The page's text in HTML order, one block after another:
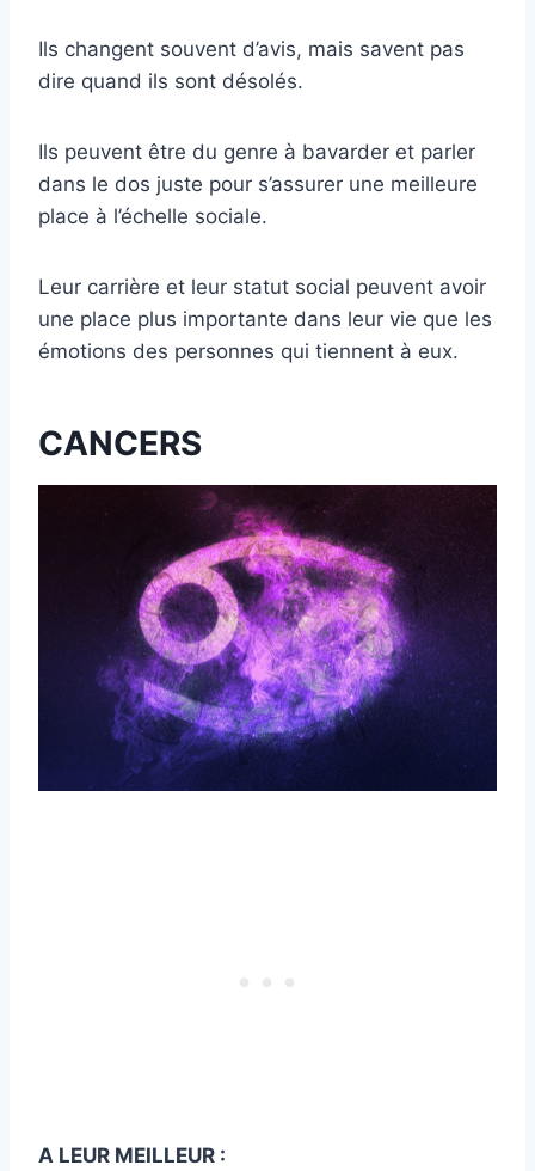
Ils changent souvent d’avis, mais savent pas
dire quand ils sont désolés.
Ils peuvent être du genre à bavarder et parler
dans le dos juste pour s’assurer une meilleure
place à l’échelle sociale.
Leur carrière et leur statut social peuvent avoir
une place plus importante dans leur vie que les
émotions des personnes qui tiennent à eux.
CANCERS
A LEUR MEILLEUR :